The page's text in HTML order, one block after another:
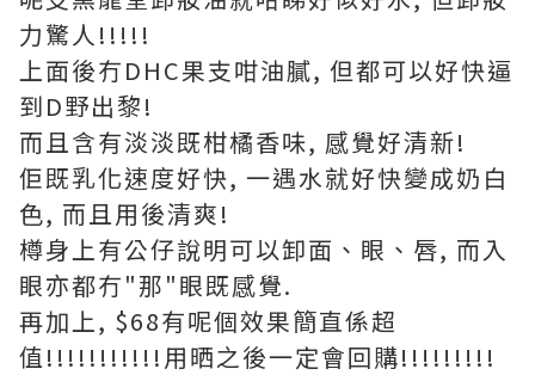
力驚人!!!!!
上面後冇DHC果支咁油膩, 但都可以好快逼
到D野出黎!
而且含有淡淡既柑橘香味, 感覺好清新!
佢既乳化速度好快, 一遇水就好快變成奶白
色, 而且用後清爽!
樽身上有公仔說明可以卸面、眼、唇, 而入
眼亦都冇"那"眼既感覺.
再加上, $68有呢個效果簡直係超
值!!!!!!!!!!!用晒之後一定會回購!!!!!!!!!